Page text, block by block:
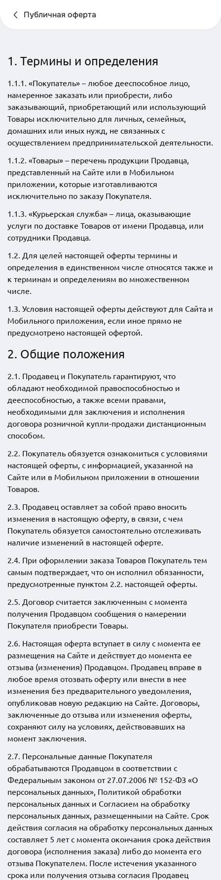
Публичная оферта
1. Термины и определения
1.1.1. «Покупатель» – любое дееспособное лицо,
намеренное заказать или приобрести, либо
заказывающий, приобретающий или использующий
Товары исключительно для личных, семейных,
домашних или иных нужд, не связанных с
осуществлением предпринимательской деятельности.
1.1.2. «Товары» – перечень продукции Продавца,
представленный на Сайте или в Мобильном
приложении, которые изготавливаются
исключительно по заказу Покупателя.
1.1.3. «Курьерская служба» – лица, оказывающие
услуги по доставке Товаров от имени Продавца, или
сотрудники Продавца.
1.2. Для целей настоящей оферты термины и
определения в единственном числе относятся также и
к терминам и определениям во множественном
числе.
1.3. Условия настоящей оферты действуют для Сайта и
Мобильного приложения, если иное прямо не
предусмотрено настоящей офертой.
2. Общие положения
2.1. Продавец и Покупатель гарантируют, что
обладают необходимой правоспособностью и
дееспособностью, а также всеми правами,
необходимыми для заключения и исполнения
договора розничной купли-продажи дистанционным
способом.
2.2. Покупатель обязуется ознакомиться с условиями
настоящей оферты, с информацией, указанной на
Сайте или в Мобильном приложении в отношении
Товаров.
2.3. Продавец оставляет за собой право вносить
изменения в настоящую оферту, в связи, с чем
Покупатель обязуется самостоятельно отслеживать
наличие изменений в настоящей оферте.
2.4. При оформлении заказа Товаров Покупатель тем
самым подтверждает, что он исполнил обязанности,
предусмотренные пунктом 2.2. настоящей оферты.
2.5. Договор считается заключенным с момента
получения Продавцом сообщения о намерении
Покупателя приобрести Товары.
2.6. Настоящая оферта вступает в силу с момента ее
размещения на Сайте и действует до момента ее
отзыва (изменения) Продавцом. Продавец вправе в
любое время отозвать оферту или внести в нее
изменения без предварительного уведомления,
опубликовав новую редакцию на Сайте. Договоры,
заключенные до отзыва или изменения оферты,
сохраняют силу на условиях, действовавших на
момент заключения.
2.7. Персональные данные Покупателя
обрабатываются Продавцом в соответствии с
Федеральным законом от 27.07.2006 № 152-ФЗ «О
персональных данных», Политикой обработки
персональных данных и Согласием на обработку
персональных данных, размещенными на Сайте. Срок
действия согласия на обработку персональных данных
составляет 5 лет с момента окончания срока действия
договора (исполнения заказа) либо до момента его
отзыва Покупателем. После истечения указанного
срока или получения отзыва согласия Продавец